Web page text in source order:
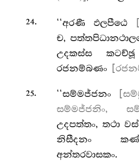
24. ‘‘අරණීඵලපීඨෙ
ච,
උදකස්ස
රජනම්බණං
25. ‘‘සම්මජ්ජනං
සම්මජ්ජනිං,
උදපත්තං, තථා
නිසීදනං
අන්තරවාසකං.